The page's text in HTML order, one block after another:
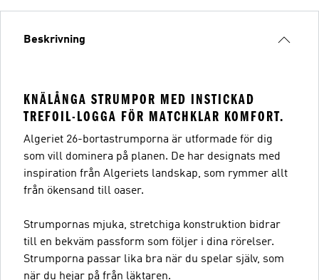
Beskrivning
KNÄLÅNGA STRUMPOR MED INSTICKAD
TREFOIL-LOGGA FÖR MATCHKLAR KOMFORT.
Algeriet 26-bortastrumporna är utformade för dig
som vill dominera på planen. De har designats med
inspiration från Algeriets landskap, som rymmer allt
från ökensand till oaser.
Strumpornas mjuka, stretchiga konstruktion bidrar
till en bekväm passform som följer i dina rörelser.
Strumporna passar lika bra när du spelar själv, som
när du hejar på från läktaren.